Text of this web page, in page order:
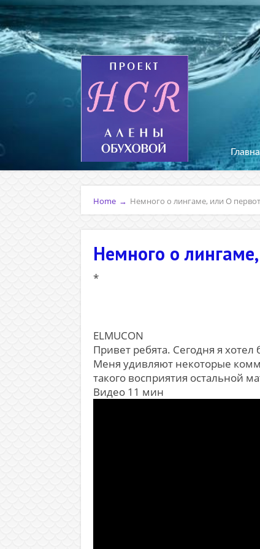
Home → Немного о лингаме, или О
Немного о
*
ELMUCON
Привет ребята. Сегодня я
Меня удивляют некоторые
такого восприятия остальной
Видео 11 мин